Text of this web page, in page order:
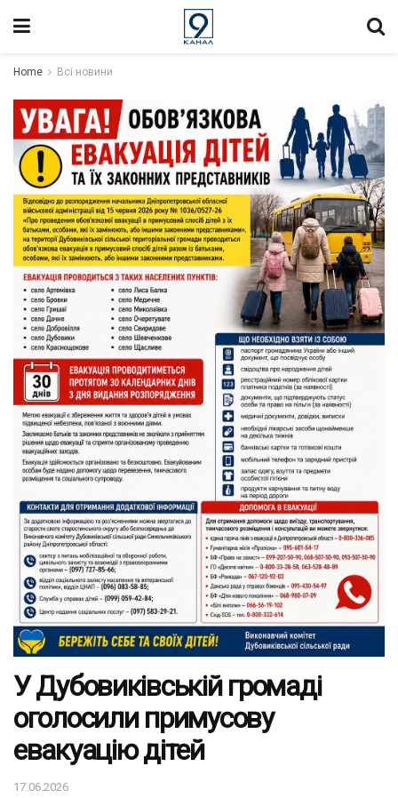
Home Всі новини
У Дубовиківській громаді
оголосили примусову
евакуацію дітей
17.06.2026